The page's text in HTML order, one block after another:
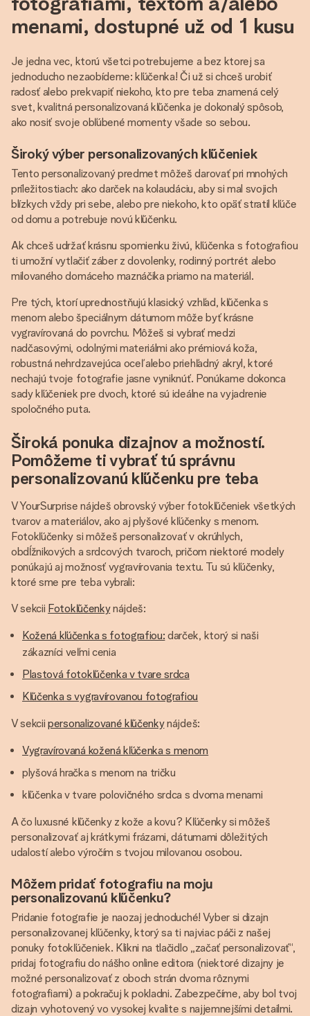
menami, dostupné už od 1 kusu
Je jedna vec, ktorú všetci potrebujeme a bez ktorej sa
jednoducho nezaobídeme: kľúčenka! Či už si chceš urobiť
radosť alebo prekvapiť niekoho, kto pre teba znamená celý
svet, kvalitná personalizovaná kľúčenka je dokonalý spôsob,
ako nosiť svoje obľúbené momenty všade so sebou.
Široký výber personalizovaných kľúčeniek
Tento personalizovaný predmet môžeš darovať pri mnohých
príležitostiach: ako darček na kolaudáciu, aby si mal svojich
blízkych vždy pri sebe, alebo pre niekoho, kto opäť stratil kľúče
od domu a potrebuje novú kľúčenku.
Ak chceš udržať krásnu spomienku živú, kľúčenka s fotografiou
ti umožní vytlačiť záber z dovolenky, rodinný portrét alebo
milovaného domáceho maznáčika priamo na materiál.
Pre tých, ktorí uprednostňujú klasický vzhľad, kľúčenka s
menom alebo špeciálnym dátumom môže byť krásne
vygravírovaná do povrchu. Môžeš si vybrať medzi
nadčasovými, odolnými materiálmi ako prémiová koža,
robustná nehrdzavejúca oceľ alebo priehľadný akryl, ktoré
nechajú tvoje fotografie jasne vyniknúť. Ponúkame dokonca
sady kľúčeniek pre dvoch, ktoré sú ideálne na vyjadrenie
spoločného puta.
Široká ponuka dizajnov a možností.
Pomôžeme ti vybrať tú správnu
personalizovanú kľúčenku pre teba
V YourSurprise nájdeš obrovský výber fotokľúčeniek všetkých
tvarov a materiálov, ako aj plyšové kľúčenky s menom.
Fotokľúčenky si môžeš personalizovať v okrúhlych,
obdĺžnikových a srdcových tvaroch, pričom niektoré modely
ponúkajú aj možnosť vygravírovania textu. Tu sú kľúčenky,
ktoré sme pre teba vybrali:
V sekcii Fotokľúčenkynájdeš:
Kožená kľúčenka s fotografiou: darček, ktorý si naši
zákazníci veľmi cenia
Plastová fotokľúčenka v tvare srdca
Kľúčenka s vygravírovanou fotografiou
V sekciipersonalizované kľúčenkynájdeš:
Vygravírovaná kožená kľúčenka s menom
plyšová hračka s menom na tričku
kľúčenka v tvare polovičného srdca s dvoma menami
A čo luxusné kľúčenky z kože a kovu? Kľúčenky si môžeš
personalizovať aj krátkymi frázami, dátumami dôležitých
udalostí alebo výročím s tvojou milovanou osobou.
Môžem pridať fotografiu na moju
personalizovanú kľúčenku?
Pridanie fotografie je naozaj jednoduché! Vyber si dizajn
personalizovanej kľúčenky, ktorý sa ti najviac páči z našej
ponuky fotokľúčeniek. Klikni na tlačidlo „začať personalizovať“,
pridaj fotografiu do nášho online editora (niektoré dizajny je
možné personalizovať z oboch strán dvoma rôznymi
fotografiami) a pokračuj k pokladni. Zabezpečíme, aby bol tvoj
dizajn vyhotovený vo vysokej kvalite s najjemnejšími detailmi.